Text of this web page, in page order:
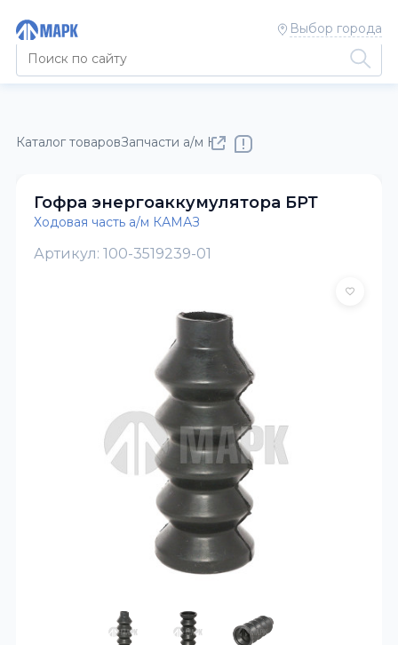
Выбор города
Каталог товаровЗапчасти а/м КАМАЗ
Гофра энергоаккумулятора БРТ
Ходовая часть а/м КАМАЗ
Артикул: 100-3519239-01